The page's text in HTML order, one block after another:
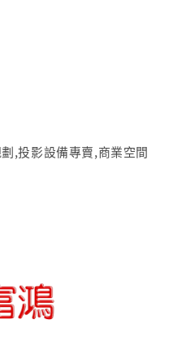
,投影設備專賣,商業空間